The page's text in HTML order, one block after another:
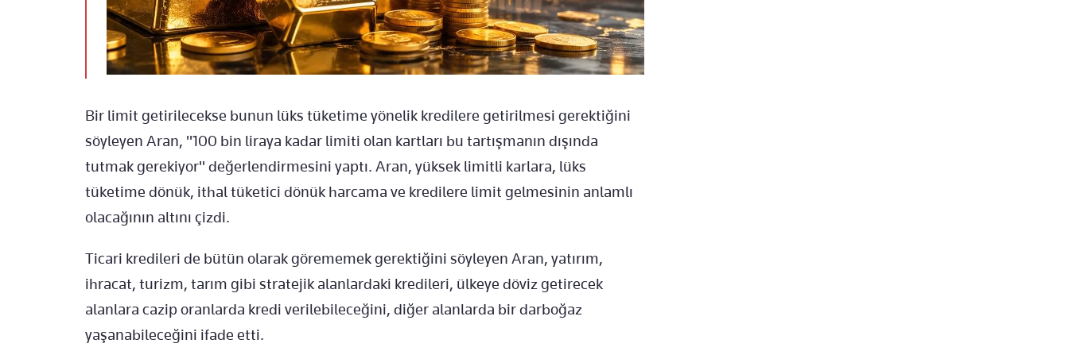
Bir limit getirilecekse bunun lüks tüketime yönelik kredilere getirilmesi gerektiğini
söyleyen Aran, "100 bin liraya kadar limiti olan kartları bu tartışmanın dışında
tutmak gerekiyor" değerlendirmesini yaptı. Aran, yüksek limitli karlara, lüks
tüketime dönük, ithal tüketici dönük harcama ve kredilere limit gelmesinin anlamlı
olacağının altını çizdi.
Ticari kredileri de bütün olarak görememek gerektiğini söyleyen Aran, yatırım,
ihracat, turizm, tarım gibi stratejik alanlardaki kredileri, ülkeye döviz getirecek
alanlara cazip oranlarda kredi verilebileceğini, diğer alanlarda bir darboğaz
yaşanabileceğini ifade etti.